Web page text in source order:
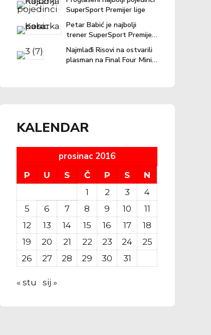
SuperSport Premijer lige
Petar Babić je najbolji
trener SuperSport Premijer
lige u prošloj sezoni!
Najmlađi Risovi na ostvarili
plasman na Final Four Mini
KALENDAR
prosinac 2016
P U S Č P S
N
1
2 3
4
5
6 7 8 9 10
11
12
13 14 15 16 17
18
19
20 21 22 23 24
25
26
27 28 29 30 31
« stu sij »